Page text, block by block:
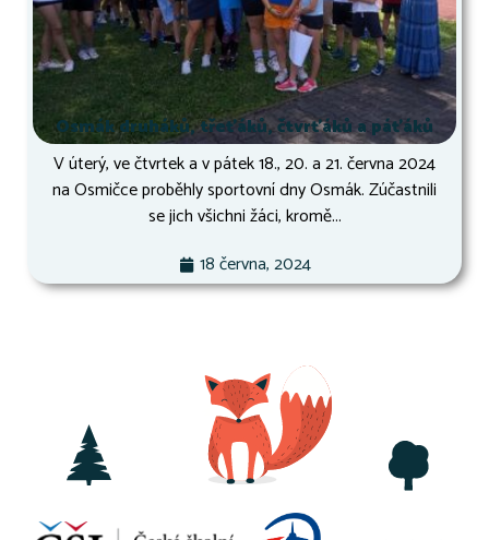
Osmák druháků, třeťáků, čtvrťáků a páťáků
V úterý, ve čtvrtek a v pátek 18., 20. a 21. června 2024
na Osmičce proběhly sportovní dny Osmák. Zúčastnili
se jich všichni žáci, kromě...
18 června, 2024